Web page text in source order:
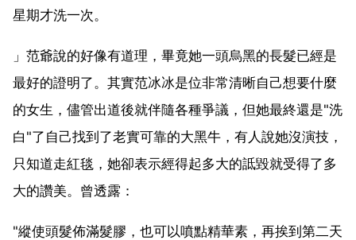
星期才洗一次。
」范爺說的好像有道理，畢竟她一頭烏黑的長髮已經是
最好的證明了。其實范冰冰是位非常清晰自己想要什麼
的女生，儘管出道後就伴隨各種爭議，但她最終還是"洗
白"了自己找到了老實可靠的大黑牛，有人說她沒演技，
只知道走紅毯，她卻表示經得起多大的詆毀就受得了多
大的讚美。曾透露：
"縱使頭髮佈滿髮膠，也可以噴點精華素，再挨到第二天